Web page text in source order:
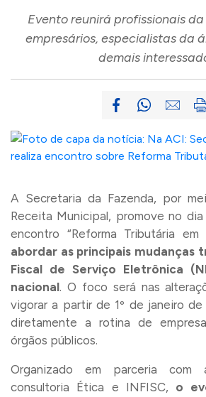
Evento reunirá profissionais
empresários, especialistas da
demais
A Secretaria da Fazenda, por
Receita Municipal, promove no
encontro “Reforma Tributária em
abordar as principais mudanças
Fiscal de Serviço Eletrônica
nacional. O foco será nas
vigorar a partir de 1º de janeiro
diretamente a rotina de
órgãos públicos.
Organizado em parceria com
consultoria Ética e INFISC, o